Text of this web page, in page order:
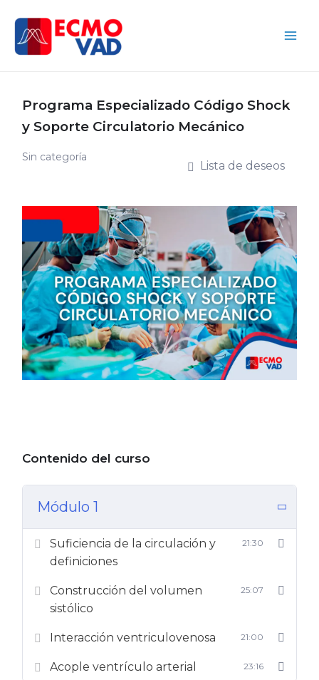
contenido
Programa Especializado Código Shock
y Soporte Circulatorio Mecánico
Sin categoría
Lista de deseos
Contenido del curso
Módulo 1
Suficiencia de la circulación y
definiciones
21:30
Construcción del volumen
sistólico
25:07
Interacción ventriculovenosa 21:00
Acople ventrículo arterial 23:16